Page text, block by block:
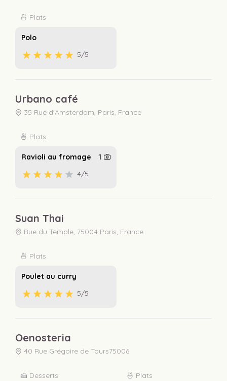
🍜 Plats
Polo
5/5
Urbano café
35 Rue d'Amsterdam, Paris, France
🍜 Plats
Ravioli au fromage 1
4/5
Suan Thai
Rue du Temple, 75004 Paris, France
🍜 Plats
Poulet au curry
5/5
Oenosteria
40 Rue Grégoire de Tours75006
🍰 Desserts 🍜 Plats